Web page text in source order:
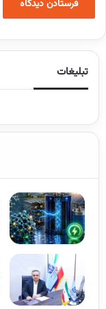
تبلیغات